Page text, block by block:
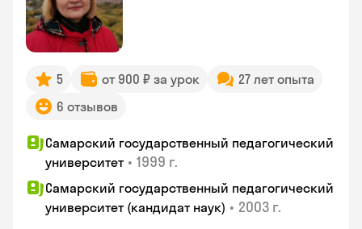
5 от 900 ₽ за урок
27 лет опыта
6 отзывов
Самарский государственный педагогический
университет • 1999 г.
Самарский государственный педагогический
университет (кандидат наук) • 2003 г.